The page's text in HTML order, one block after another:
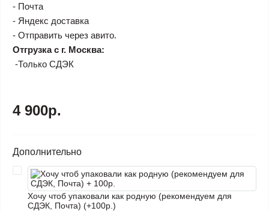
- Почта
- Яндекс доставка
- Отправить через авито.
Отгрузка с г. Москва:
-Только СДЭК
4 900р.
Дополнительно
Хочу чтоб упаковали как родную (рекомендуем для
СДЭК, Почта) (+100р.)